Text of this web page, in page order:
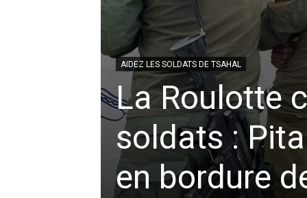
AIDEZ LES SOLDATS DE TSAHAL
La Roulotte
soldats :
en bordure